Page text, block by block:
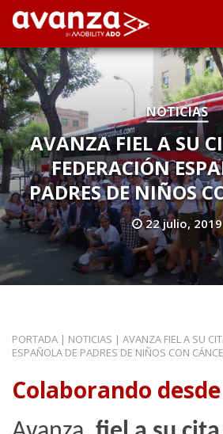
NOTICIAS
AVANZA FIEL A SU
FEDERACIÓN
PADRES DE NIÑOS
22 julio, 2019
PORTADA | NOTICIAS | AVANZA FIEL A SU
ESPAÑOLA DE PADRES DE NIÑOS CON
Colaborando